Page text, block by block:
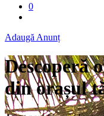
0
Adaugă Anunț
Descoperă
din orașul